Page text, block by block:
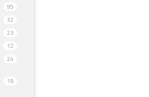
95
32
23
12
24
19